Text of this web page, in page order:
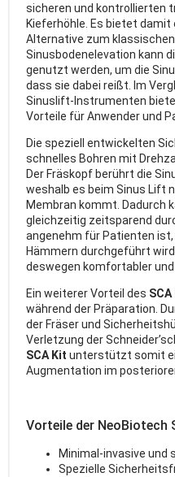
sicheren und kontrollierten
Kieferhöhle. Es bietet damit
Alternative zum
Sinusbodenelevation kann
genutzt werden, um die
dass sie dabei reißt. Im
Sinuslift-Instrumenten
Vorteile für Anwender und
Die speziell entwickelten
schnelles Bohren mit
Der Fräskopf berührt die
weshalb es beim Sinus Lift
Membran kommt. Dadurch
gleichzeitig zeitsparend
angenehm für Patienten
Hämmern durchgeführt
deswegen komfortabler und
Ein weiterer Vorteil des SCA
während der Präparation.
der Fräser und
Verletzung der
SCA Kit unterstützt somit
Augmentation im
Vorteile der
Minimal-invasive und
Spezielle